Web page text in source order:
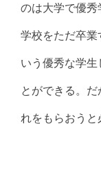
のは大学で優
学校をただ卒業
いう優秀な学
とができる。
れをもらおうと